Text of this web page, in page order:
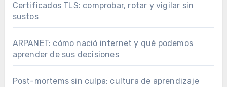
Certificados TLS: comprobar, rotar y vigilar sin
sustos
ARPANET: cómo nació internet y qué podemos
aprender de sus decisiones
Post-mortems sin culpa: cultura de aprendizaje